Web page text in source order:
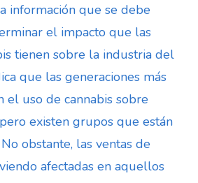
información que se debe
el impacto que las
tienen sobre la industria del
que las generaciones más
el uso de cannabis sobre
existen grupos que están
obstante, las ventas de
afectadas en aquellos